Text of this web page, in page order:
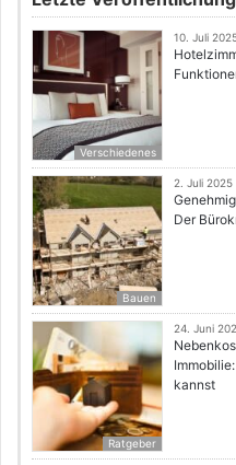
Verschiedenes
10. Juli
Bauen
2. Juli 2025
Der
Ratgeber
24. Juni
kannst